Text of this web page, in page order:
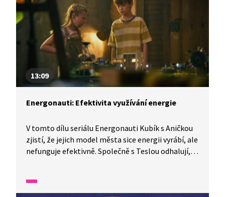
vlastní malé modely větrné elektrárny a solárního
panelu ze zahradních lampiček.
13:09
Energonauti: Efektivita využívání energie
V tomto dílu seriálu Energonauti Kubík s Aničkou
zjistí, že jejich model města sice energii vyrábí, ale
nefunguje efektivně. Společně s Teslou odhalují,
přenosu a distribuci. Žáci se seznámí s rozdíly mezi